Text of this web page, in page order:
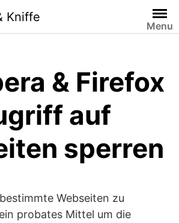
Kniffe
Menu
& Firefox
auf
sperren
Webseiten zu
probates Mittel um die